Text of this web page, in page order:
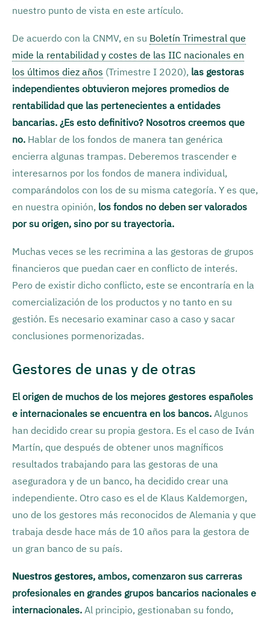
nuestro punto de vista en este artículo.
De acuerdo con la CNMV, en su Boletín Trimestral que
mide la rentabilidad y costes de las IIC nacionales en
los últimos diez años (Trimestre I 2020), las gestoras
independientes obtuvieron mejores promedios de
rentabilidad que las pertenecientes a entidades
bancarias. ¿Es esto definitivo? Nosotros creemos que
no. Hablar de los fondos de manera tan genérica
encierra algunas trampas. Deberemos trascender e
interesarnos por los fondos de manera individual,
comparándolos con los de su misma categoría. Y es que,
en nuestra opinión, los fondos no deben ser valorados
por su origen, sino por su trayectoria.
Muchas veces se les recrimina a las gestoras de grupos
financieros que puedan caer en conflicto de interés.
Pero de existir dicho conflicto, este se encontraría en la
comercialización de los productos y no tanto en su
gestión. Es necesario examinar caso a caso y sacar
conclusiones pormenorizadas.
Gestores de unas y de otras
El origen de muchos de los mejores gestores españoles
e internacionales se encuentra en los bancos. Algunos
han decidido crear su propia gestora. Es el caso de Iván
Martín, que después de obtener unos magníficos
resultados trabajando para las gestoras de una
aseguradora y de un banco, ha decidido crear una
independiente. Otro caso es el de Klaus Kaldemorgen,
uno de los gestores más reconocidos de Alemania y que
trabaja desde hace más de 10 años para la gestora de
un gran banco de su país.
Nuestros gestores, ambos, comenzaron sus carreras
profesionales en grandes grupos bancarios nacionales e
internacionales. Al principio, gestionaban su fondo,